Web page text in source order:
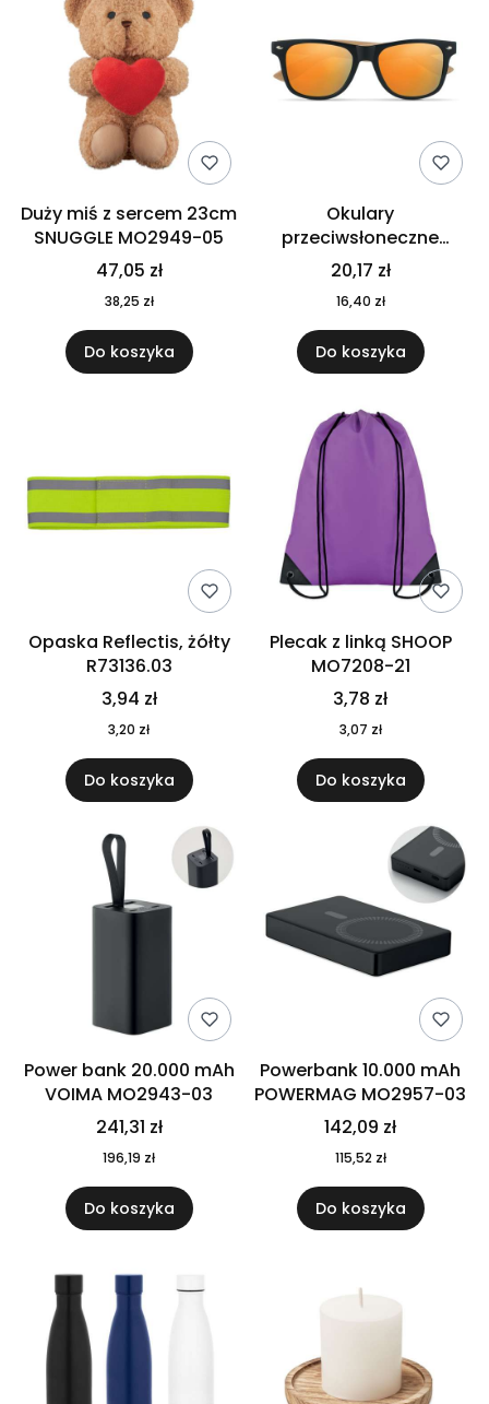
Duży miś z sercem 23cm
SNUGGLE MO2949-05
47,05 zł
38,25 zł
Do koszyka
Okulary
przeciwsłoneczne
CALIFORNIA TOUCH
MO9617-10
20,17 zł
16,40 zł
Do koszyka
Opaska Reflectis, żółty
R73136.03
3,94 zł
3,20 zł
Do koszyka
Plecak z linką SHOOP
MO7208-21
3,78 zł
3,07 zł
Do koszyka
Power bank 20.000 mAh
VOIMA MO2943-03
241,31 zł
196,19 zł
Do koszyka
Powerbank 10.000 mAh
POWERMAG MO2957-03
142,09 zł
115,52 zł
Do koszyka